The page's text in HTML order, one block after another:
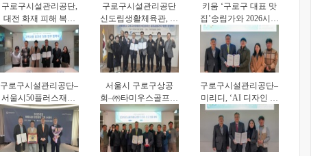
구로구시설관리공단,
대전 화재 피해 복구
지원 성금 전달
구로구시설관리공단
신도림생활체육관, 어
르신 건강체조교실 운
영
키움 ‘구로구 대표 맛
집’송림가와 2026시즌
파트너십 체결
구로구시설관리공단–
서울시50플러스재단,
중장년 일자리 창출
업무협약
서울시 구로구상공
회–㈜타미우스골프앤
빌리지‘업무협약’체
결
구로구시설관리공단–
미리디, ‘AI 디자인 기
반 공공디지털 전환’
업무협약 체결